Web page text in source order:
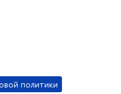
политики